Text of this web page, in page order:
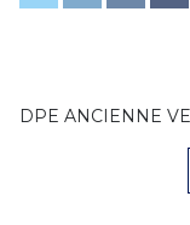
DPE ANCIENNE